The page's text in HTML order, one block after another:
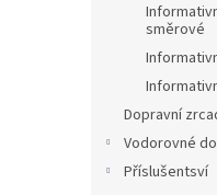
směrové
Dopravní
Vodorovné
Příslušentsví